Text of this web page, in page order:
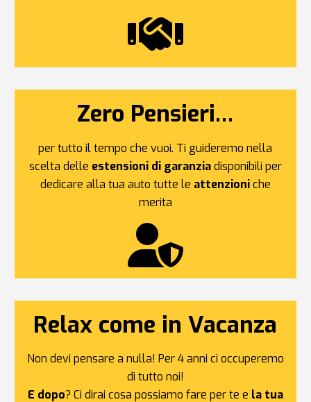
Zero Pensieri…
per tutto il tempo che vuoi. Ti guideremo nella
scelta delle estensioni di garanziadisponibili per
dedicare alla tua auto tutte le attenzioniche
merita
Relax come in Vacanza
Non devi pensare a nulla! Per 4 anni ci occuperemo
di tutto noi!
E dopo? Ci dirai cosa possiamo fare per te e la tua